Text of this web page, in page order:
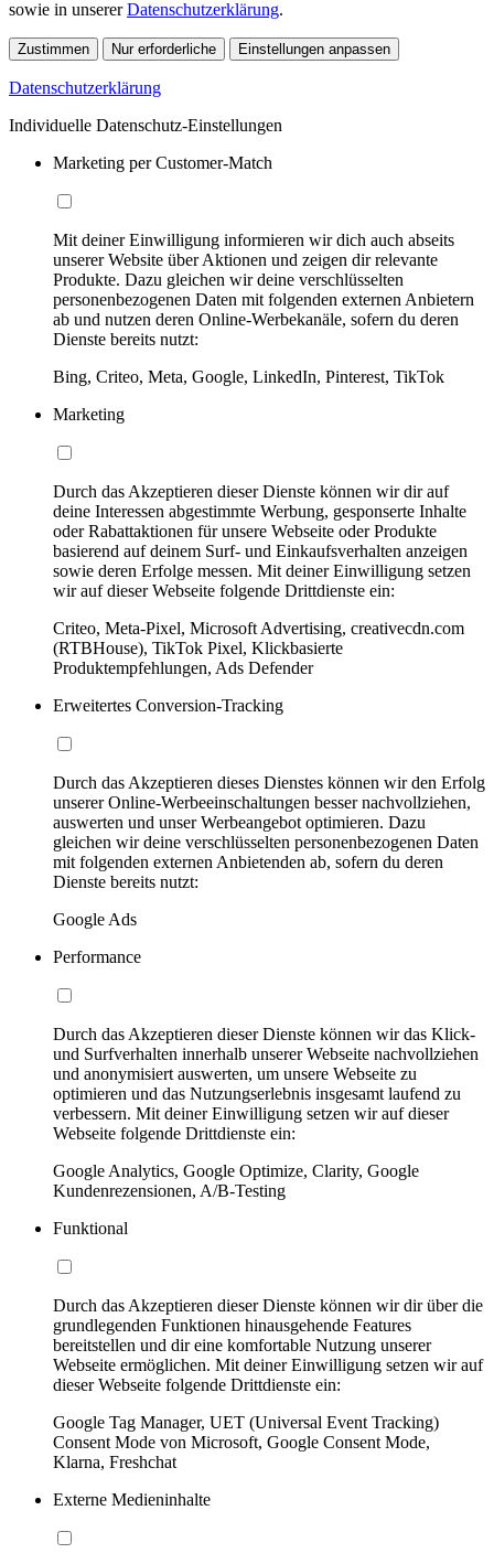
sowie in unsererDatenschutzerklärung.
Zustimmen Nur erforderliche Einstellungen anpassen
Datenschutzerklärung
Individuelle Datenschutz-Einstellungen
Marketing per Customer-Match
Mit deiner Einwilligung informieren wir dich auch abseits
unserer Website über Aktionen und zeigen dir relevante
Produkte. Dazu gleichen wir deine verschlüsselten
personenbezogenen Daten mit folgenden externen Anbietern
ab und nutzen deren Online-Werbekanäle, sofern du deren
Dienste bereits nutzt:
Bing, Criteo, Meta, Google, LinkedIn, Pinterest, TikTok
Marketing
Durch das Akzeptieren dieser Dienste können wir dir auf
deine Interessen abgestimmte Werbung, gesponserte Inhalte
oder Rabattaktionen für unsere Webseite oder Produkte
basierend auf deinem Surf- und Einkaufsverhalten anzeigen
sowie deren Erfolge messen. Mit deiner Einwilligung setzen
wir auf dieser Webseite folgende Drittdienste ein:
Criteo, Meta-Pixel, Microsoft Advertising, creativecdn.com
(RTBHouse), TikTok Pixel, Klickbasierte
Produktempfehlungen, Ads Defender
Erweitertes Conversion-Tracking
Durch das Akzeptieren dieses Dienstes können wir den Erfolg
unserer Online-Werbeeinschaltungen besser nachvollziehen,
auswerten und unser Werbeangebot optimieren. Dazu
gleichen wir deine verschlüsselten personenbezogenen Daten
mit folgenden externen Anbietenden ab, sofern du deren
Dienste bereits nutzt:
Google Ads
Performance
Durch das Akzeptieren dieser Dienste können wir das Klick-
und Surfverhalten innerhalb unserer Webseite nachvollziehen
und anonymisiert auswerten, um unsere Webseite zu
optimieren und das Nutzungserlebnis insgesamt laufend zu
verbessern. Mit deiner Einwilligung setzen wir auf dieser
Webseite folgende Drittdienste ein:
Google Analytics, Google Optimize, Clarity, Google
Kundenrezensionen, A/B-Testing
Funktional
Durch das Akzeptieren dieser Dienste können wir dir über die
grundlegenden Funktionen hinausgehende Features
bereitstellen und dir eine komfortable Nutzung unserer
Webseite ermöglichen. Mit deiner Einwilligung setzen wir auf
dieser Webseite folgende Drittdienste ein:
Google Tag Manager, UET (Universal Event Tracking)
Consent Mode von Microsoft, Google Consent Mode,
Klarna, Freshchat
Externe Medieninhalte